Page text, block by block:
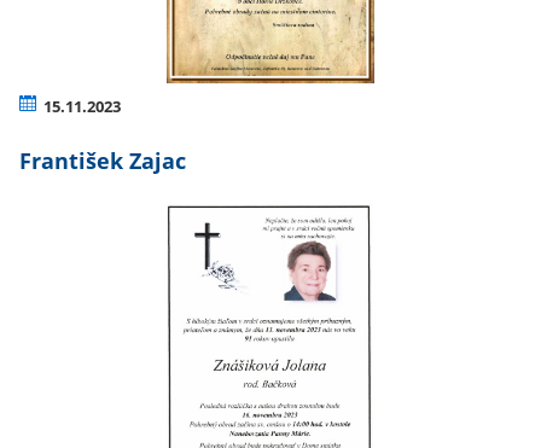
15.11.2023
František Zajac